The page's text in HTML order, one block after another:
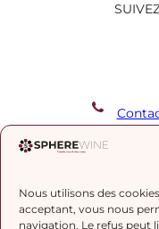
Nous utilisons des
acceptant, vous nous
navigation. Le refus peut
REJOIGNEZ NOTRE
politique